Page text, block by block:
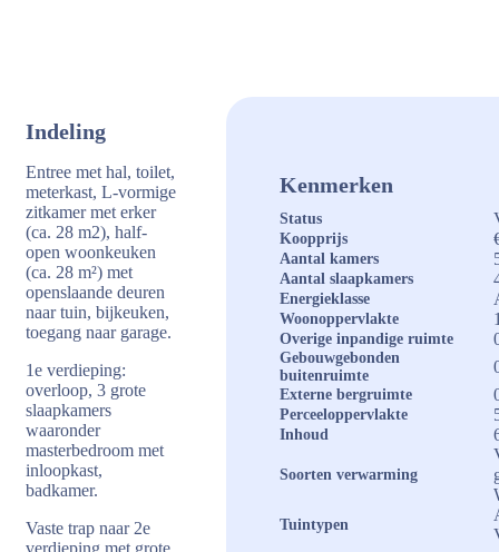
Indeling
Entree met hal, toilet,
meterkast, L-vormige
zitkamer met erker
(ca. 28 m2), half-
open woonkeuken
(ca. 28 m²) met
openslaande deuren
naar tuin, bijkeuken,
toegang naar garage.
1e verdieping:
overloop, 3 grote
slaapkamers
waaronder
masterbedroom met
inloopkast,
badkamer.
Vaste trap naar 2e
verdieping met grote
Kenmerken
Status
Koopprijs
Aantal kamers
Aantal slaapkamers
Energieklasse
Woonoppervlakte
Overige inpandige ruimte
Gebouwgebonden
buitenruimte
Externe bergruimte
Perceeloppervlakte
Inhoud
Soorten verwarming
Tuintypen